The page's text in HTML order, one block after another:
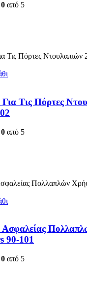
0 από 5
Τις Πόρτες
0 από 5
Ασφαλείας
90-101
0 από 5